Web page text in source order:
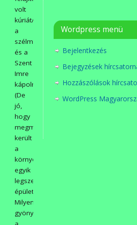
volt
kúriát/iskolát,
a
szélmalmot,
és a
Szent
Imre
kápolnát.
(De
jó,
hogy
megmentésre
került
a
környék
egyik
legszebb
épülete!
Milyen
gyönyörű
Wordpress menü
Bejelentkezés
Bejegyzések
Hozzászólások
WordPress